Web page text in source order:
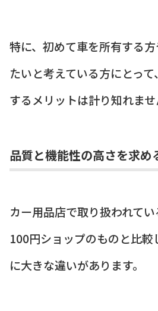
特に、初めて車を所有する
たいと考えている方にとっ
するメリットは計り知れませ
品質と機能性の高さを求め
カー用品店で取り扱われてい
100円ショップのものと比較
に大きな違いがあります。